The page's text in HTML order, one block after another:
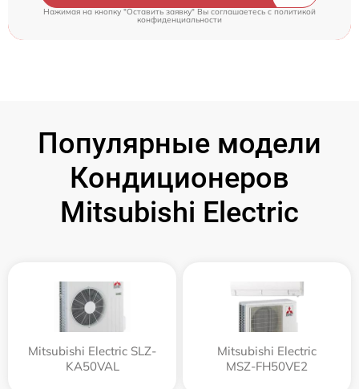
Нажимая на кнопку "Оставить заявку" Вы соглашаетесь c политикой
конфиденциальности
Популярные модели
Кондиционеров
Mitsubishi Electric
Mitsubishi Electric SLZ-
KA50VAL
Mitsubishi Electric
MSZ-FH50VE2